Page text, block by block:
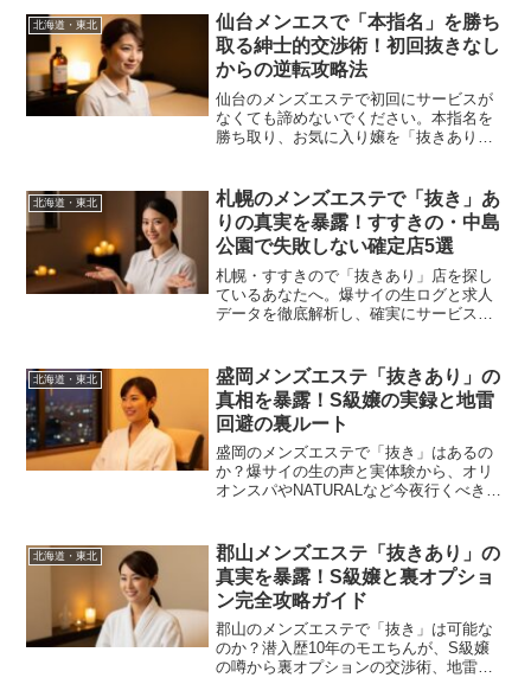
失敗を回避しましょう。
北海道・東北
仙台メンエスで「本指名」を勝ち
取る紳士的交渉術！初回抜きなし
からの逆転攻略法
仙台のメンズエステで初回にサービスが
なくても諦めないでください。本指名を
勝ち取り、お気に入り嬢を「抜きあり」
い使い方と、セラピストの心を掴むマナ
ーを徹底解説します。
北海道・東北
札幌のメンズエステで「抜き」あ
りの真実を暴露！すすきの・中島
公園で失敗しない確定店5選
札幌・すすきので「抜きあり」店を探し
ているあなたへ。爆サイの生ログと求人
データを徹底解析し、確実にサービスが
高の賢者タイムを確約する潜入実録ガイ
ドです。
北海道・東北
盛岡メンズエステ「抜きあり」の
真相を暴露！S級嬢の実録と地雷
回避の裏ルート
盛岡のメンズエステで「抜き」はあるの
か？爆サイの生の声と実体験から、オリ
オンスパやNATURALなど今夜行くべきS
ップ相場や交渉術まで、プロの散財家が
徹底解説します。
北海道・東北
郡山メンズエステ「抜きあり」の
真実を暴露！S級嬢と裏オプショ
ン完全攻略ガイド
郡山のメンズエステで「抜き」は可能な
のか？潜入歴10年のモエちんが、S級嬢
の噂から裏オプションの交渉術、地雷店